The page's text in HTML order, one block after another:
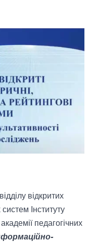
відкритих
Інституту
педагогічних